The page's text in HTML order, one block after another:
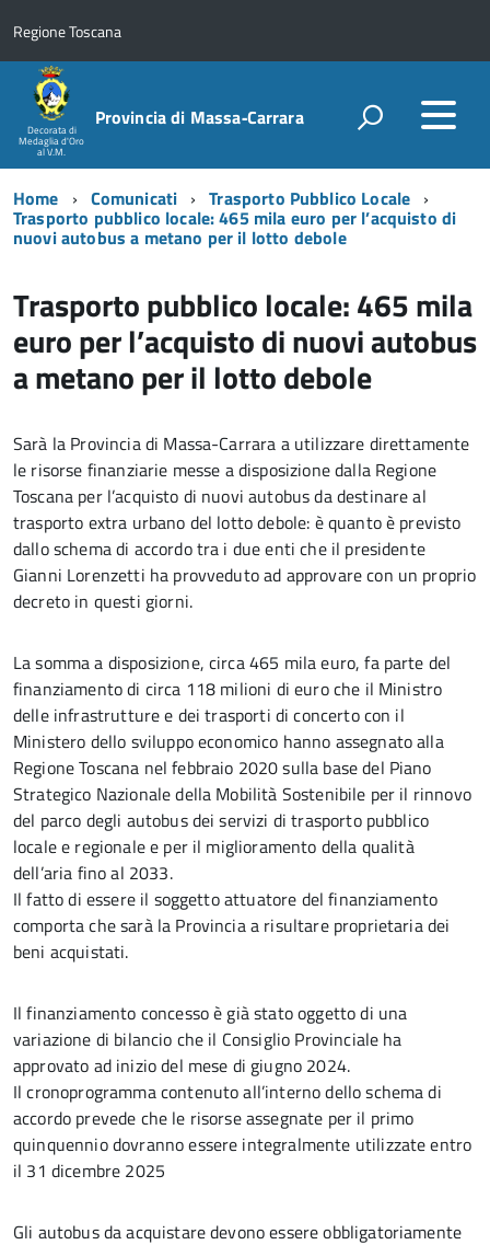
Regione Toscana
Decorata di
Medaglia d'Oro
al V.M.
Provincia di Massa‑Carrara
Home Comunicati Trasporto Pubblico Locale
Trasporto pubblico locale: 465 mila euro per l’acquisto di
nuovi autobus a metano per il lotto debole
Trasporto pubblico locale: 465 mila
euro per l’acquisto di nuovi autobus
a metano per il lotto debole
Sarà la Provincia di Massa-Carrara a utilizzare direttamente
le risorse finanziarie messe a disposizione dalla Regione
Toscana per l’acquisto di nuovi autobus da destinare al
trasporto extra urbano del lotto debole: è quanto è previsto
dallo schema di accordo tra i due enti che il presidente
Gianni Lorenzetti ha provveduto ad approvare con un proprio
decreto in questi giorni.
La somma a disposizione, circa 465 mila euro, fa parte del
finanziamento di circa 118 milioni di euro che il Ministro
delle infrastrutture e dei trasporti di concerto con il
Ministero dello sviluppo economico hanno assegnato alla
Regione Toscana nel febbraio 2020 sulla base del Piano
Strategico Nazionale della Mobilità Sostenibile per il rinnovo
del parco degli autobus dei servizi di trasporto pubblico
locale e regionale e per il miglioramento della qualità
dell’aria fino al 2033.
Il fatto di essere il soggetto attuatore del finanziamento
comporta che sarà la Provincia a risultare proprietaria dei
beni acquistati.
Il finanziamento concesso è già stato oggetto di una
variazione di bilancio che il Consiglio Provinciale ha
approvato ad inizio del mese di giugno 2024.
Il cronoprogramma contenuto all’interno dello schema di
accordo prevede che le risorse assegnate per il primo
quinquennio dovranno essere integralmente utilizzate entro
il 31 dicembre 2025
Gli autobus da acquistare devono essere obbligatoriamente